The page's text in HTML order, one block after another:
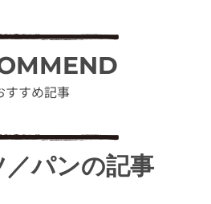
すすめ記事
／パンの記事